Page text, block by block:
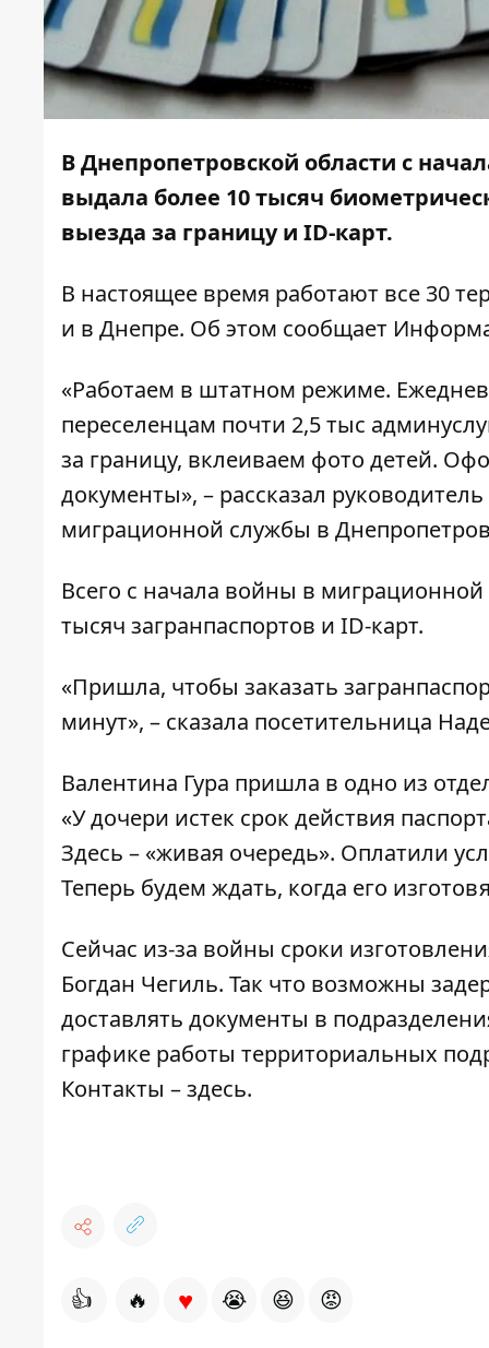
В Днепропетровской области с
выдала более 10 тысяч
выезда за границу и ID-карт.
В настоящее время работают все 30
и в Днепре. Об этом сообщает
«Работаем в штатном режиме.
переселенцам почти 2,5 тыс
за границу, вклеиваем фото детей.
документы», – рассказал
миграционной службы в
Всего с начала войны в
тысяч загранпаспортов и ID-карт.
«Пришла, чтобы заказать
минут», – сказала посетительница
Валентина Гура пришла в одно из
«У дочери истек срок действия
Здесь – «живая очередь». Оплатили
Теперь будем ждать, когда его
Сейчас из-за войны сроки
Богдан Чегиль. Так что возможны
доставлять документы в
графике работы территориальных
Контакты –здесь.
👍 🔥 ♥ 😭 😆 😡